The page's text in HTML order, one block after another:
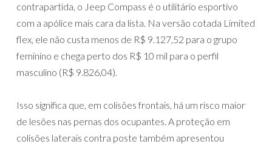
contrapartida, o Jeep Compass é o utilitário esportivo
com a apólice mais cara da lista. Na versão cotada Limited
flex, ele não custa menos de R$ 9.127,52 para o grupo
feminino e chega perto dos R$ 10 mil para o perfil
masculino (R$ 9.826,04).
Isso significa que, em colisões frontais, há um risco maior
de lesões nas pernas dos ocupantes. A proteção em
colisões laterais contra poste também apresentou